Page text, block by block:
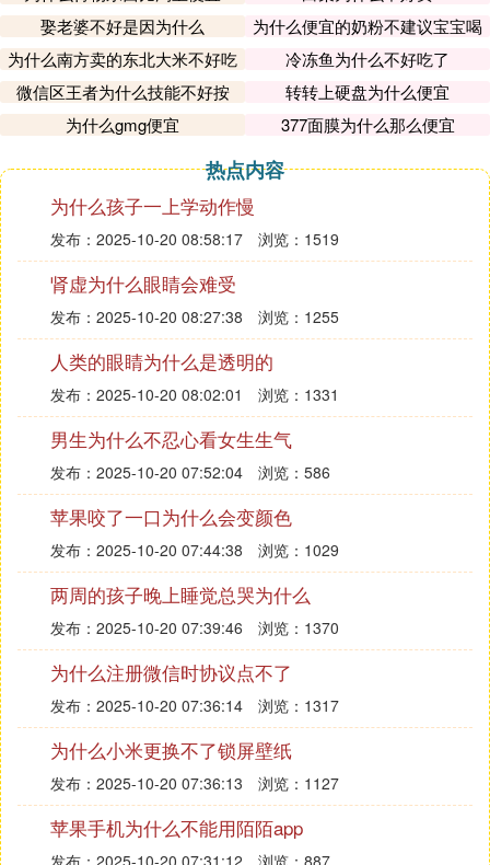
娶老婆不好是因为什么
为什么便宜的奶粉不建议宝宝喝
为什么南方卖的东北大米不好吃
冷冻鱼为什么不好吃了
微信区王者为什么技能不好按
转转上硬盘为什么便宜
为什么gmg便宜
377面膜为什么那么便宜
热点内容
为什么孩子一上学动作慢
发布：2025-10-20 08:58:17 浏览：1519
肾虚为什么眼睛会难受
发布：2025-10-20 08:27:38 浏览：1255
人类的眼睛为什么是透明的
发布：2025-10-20 08:02:01 浏览：1331
男生为什么不忍心看女生生气
发布：2025-10-20 07:52:04 浏览：586
苹果咬了一口为什么会变颜色
发布：2025-10-20 07:44:38 浏览：1029
两周的孩子晚上睡觉总哭为什么
发布：2025-10-20 07:39:46 浏览：1370
为什么注册微信时协议点不了
发布：2025-10-20 07:36:14 浏览：1317
为什么小米更换不了锁屏壁纸
发布：2025-10-20 07:36:13 浏览：1127
苹果手机为什么不能用陌陌app
发布：2025-10-20 07:31:12 浏览：887